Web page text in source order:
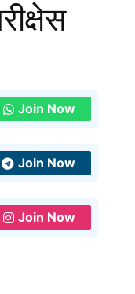
Join Now
Join Now
Join Now